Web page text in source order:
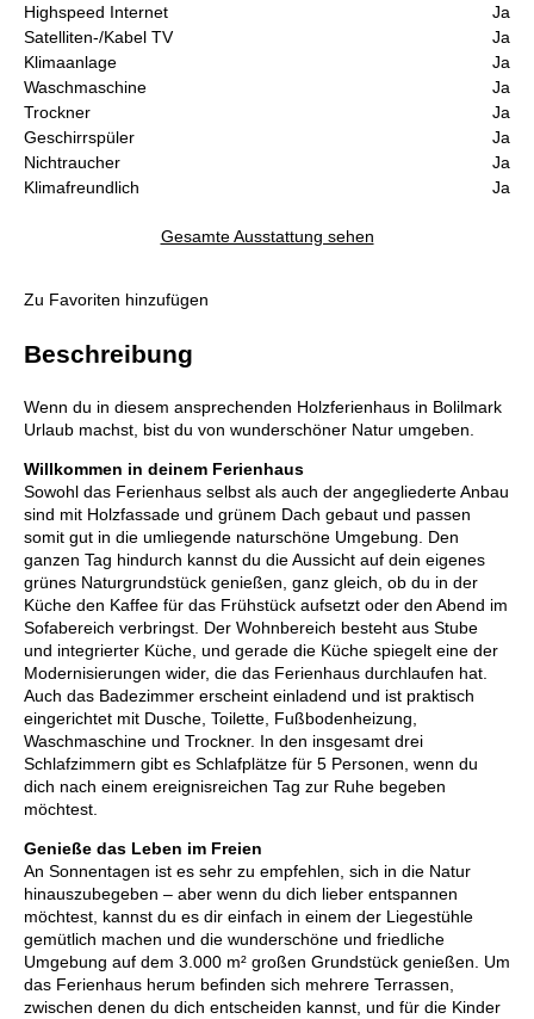
Highspeed Internet
Ja
Satelliten-/Kabel TV
Ja
Klimaanlage
Ja
Waschmaschine
Ja
Trockner
Ja
Geschirrspüler
Ja
Nichtraucher
Ja
Klimafreundlich
Ja
Gesamte Ausstattung sehen
Zu Favoriten hinzufügen
Beschreibung
Wenn du in diesem ansprechenden Holzferienhaus in Bolilmark
Urlaub machst, bist du von wunderschöner Natur umgeben.
Willkommen in deinem Ferienhaus
Sowohl das Ferienhaus selbst als auch der angegliederte Anbau
sind mit Holzfassade und grünem Dach gebaut und passen
somit gut in die umliegende naturschöne Umgebung. Den
ganzen Tag hindurch kannst du die Aussicht auf dein eigenes
grünes Naturgrundstück genießen, ganz gleich, ob du in der
Küche den Kaffee für das Frühstück aufsetzt oder den Abend im
Sofabereich verbringst. Der Wohnbereich besteht aus Stube
und integrierter Küche, und gerade die Küche spiegelt eine der
Modernisierungen wider, die das Ferienhaus durchlaufen hat.
Auch das Badezimmer erscheint einladend und ist praktisch
eingerichtet mit Dusche, Toilette, Fußbodenheizung,
Waschmaschine und Trockner. In den insgesamt drei
Schlafzimmern gibt es Schlafplätze für 5 Personen, wenn du
dich nach einem ereignisreichen Tag zur Ruhe begeben
möchtest.
Genieße das Leben im Freien
An Sonnentagen ist es sehr zu empfehlen, sich in die Natur
hinauszubegeben – aber wenn du dich lieber entspannen
möchtest, kannst du es dir einfach in einem der Liegestühle
gemütlich machen und die wunderschöne und friedliche
Umgebung auf dem 3.000 m² großen Grundstück genießen. Um
das Ferienhaus herum befinden sich mehrere Terrassen,
zwischen denen du dich entscheiden kannst, und für die Kinder